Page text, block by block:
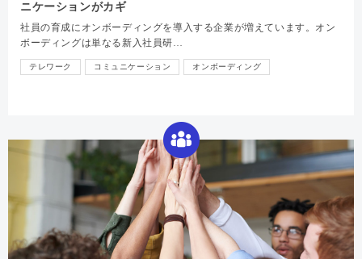
ニケーションがカギ
社員の育成にオンボーディングを導入する企業が増えています。オン
ボーディングは単なる新入社員研…
テレワーク コミュニケーション オンボーディング